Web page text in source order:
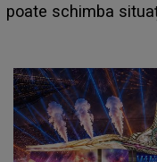
așteptate concerte